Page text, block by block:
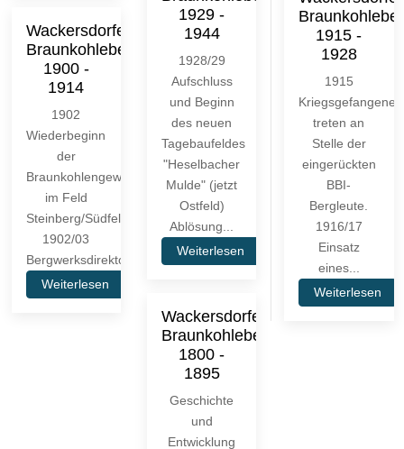
1929 -
1944
1928/29
Aufschluss
und Beginn
des neuen
Tagebaufeldes
"Heselbacher
Mulde" (jetzt
Ostfeld)
Ablösung...
Weiterlesen
1915 -
1928
1915
Kriegsgefangene
treten an
Stelle der
eingerückten
BBI-
Bergleute.
1916/17
Einsatz
eines...
Weiterlesen
Wackersdorfer
Braunkohlebergbau
1900 -
1914
1902
Wiederbeginn
der
Braunkohlengewinnung
im Feld
Steinberg/Südfeld.
1902/03
Bergwerksdirektor...
Weiterlesen
Wackersdorfer
Braunkohlebergbau
1800 -
1895
Geschichte
und
Entwicklung